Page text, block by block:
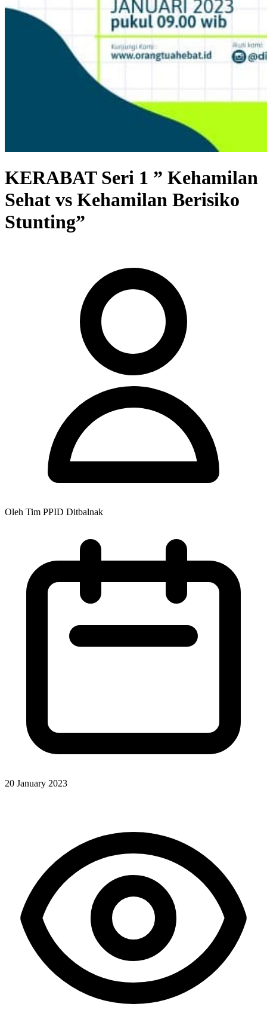
KERABAT Seri 1 ” Kehamilan
Sehat vs Kehamilan Berisiko
Stunting”
Oleh Tim PPID Ditbalnak
20 January 2023